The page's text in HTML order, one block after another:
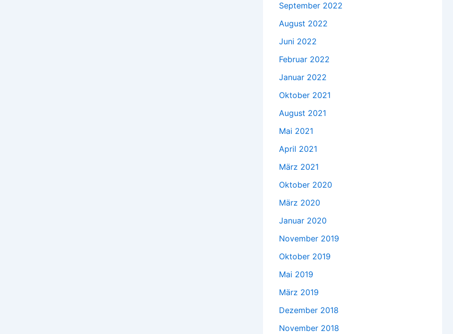
September 2022
August 2022
Juni 2022
Februar 2022
Januar 2022
Oktober 2021
August 2021
Mai 2021
April 2021
März 2021
Oktober 2020
März 2020
Januar 2020
November 2019
Oktober 2019
Mai 2019
März 2019
Dezember 2018
November 2018